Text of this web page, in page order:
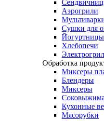
Аэрогрили
Сушки для
Йогуртницы
Хлебопечи
Обработка
Миксеры
Блендеры
Миксеры
Кухонные
Мясорубки